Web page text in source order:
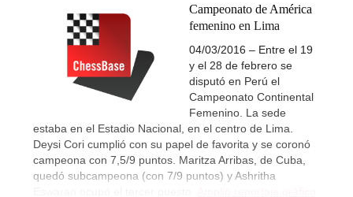
Campeonato de América
femenino en Lima
04/03/2016 – Entre el 19
y el 28 de febrero se
disputó en Perú el
Campeonato Continental
Femenino. La sede
estaba en el Estadio Nacional, en el centro de Lima.
Deysi Cori cumplió con su papel de favorita y se coronó
campeona con 7,5/9 puntos. Maritza Arribas, de Cuba,
quedó subcampeona (con 7/9 puntos) y Ashritha